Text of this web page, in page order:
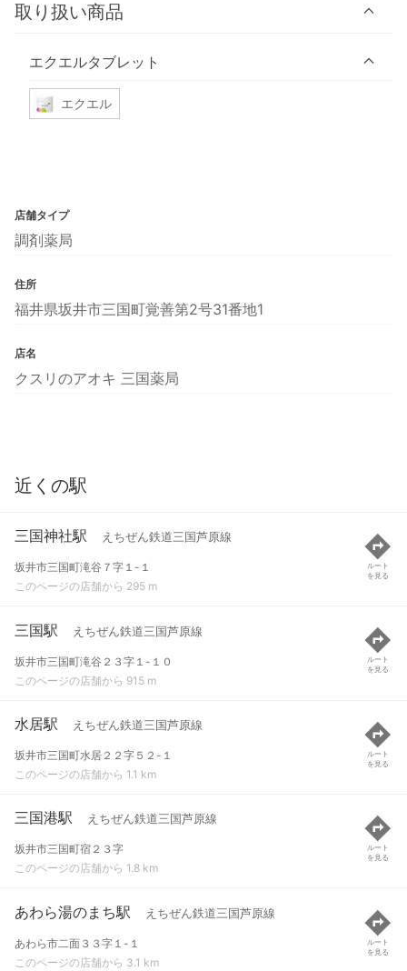
取り扱い商品
エクエルタブレット
エクエル
店舗タイプ
調剤薬局
住所
福井県坂井市三国町覚善第2号31番地1
店名
クスリのアオキ 三国薬局
近くの駅
三国神社駅 えちぜん鉄道三国芦原線
坂井市三国町滝谷７字１-１
このページの店舗から 295 m
ルート
を見る
三国駅 えちぜん鉄道三国芦原線
坂井市三国町滝谷２３字１-１０
このページの店舗から 915 m
ルート
を見る
水居駅 えちぜん鉄道三国芦原線
坂井市三国町水居２２字５２-１
このページの店舗から 1.1 km
ルート
を見る
三国港駅 えちぜん鉄道三国芦原線
坂井市三国町宿２３字
このページの店舗から 1.8 km
ルート
を見る
あわら湯のまち駅 えちぜん鉄道三国芦原線
あわら市二面３３字１-１
このページの店舗から 3.1 km
ルート
を見る